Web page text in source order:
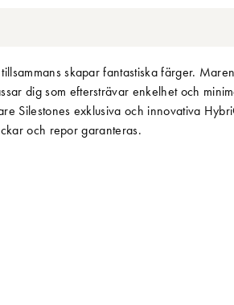
skapar fantastiska färger.
dig som eftersträvar enkelhet och
Silestones exklusiva och innovativa
och repor garanteras.